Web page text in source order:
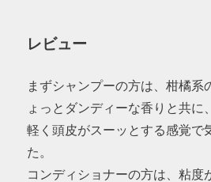
レビュー
まずシャンプーの方は、柑橘系
ょっとダンディーな香りと共に、
軽く頭皮がスーッとする感覚で
た。
コンディショナーの方は、粘度